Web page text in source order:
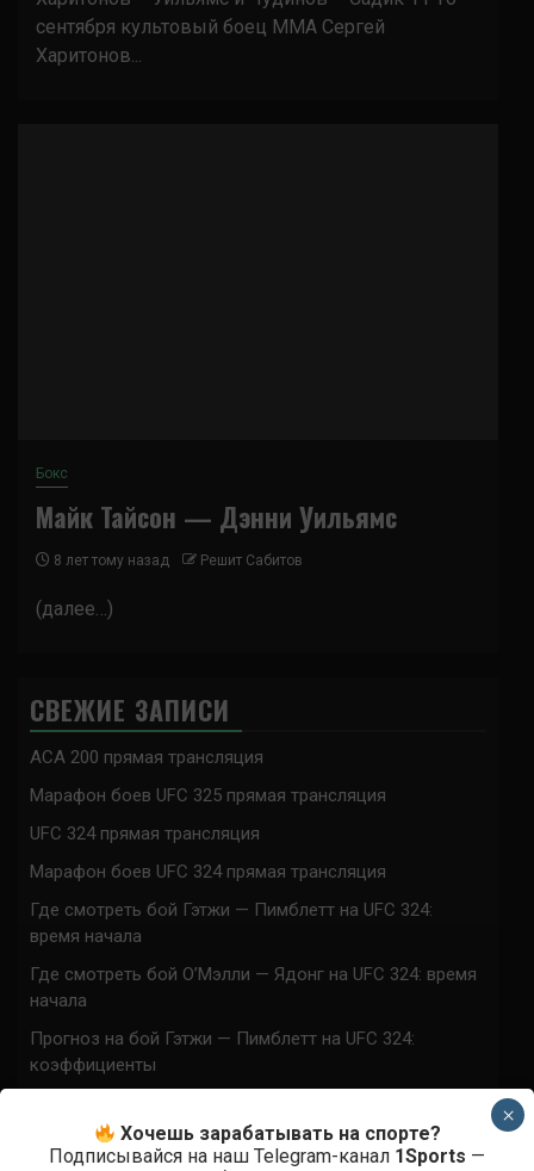
сентября культовый боец ММА Сергей
Харитонов...
Бокс
Майк Тайсон — Дэнни Уильямс
8 лет тому назад Решит Сабитов
(далее…)
СВЕЖИЕ ЗАПИСИ
ACA 200 прямая трансляция
Марафон боев UFC 325 прямая трансляция
UFC 324 прямая трансляция
Марафон боев UFC 324 прямая трансляция
Где смотреть бой Гэтжи — Пимблетт на UFC 324:
время начала
Где смотреть бой О’Мэлли — Ядонг на UFC 324: время
начала
Прогноз на бой Гэтжи — Пимблетт на UFC 324:
коэффициенты
коэффициентыХочешь зарабатывать на спорте?
Подписывайся на наш Telegram-канал 1Sports —
×